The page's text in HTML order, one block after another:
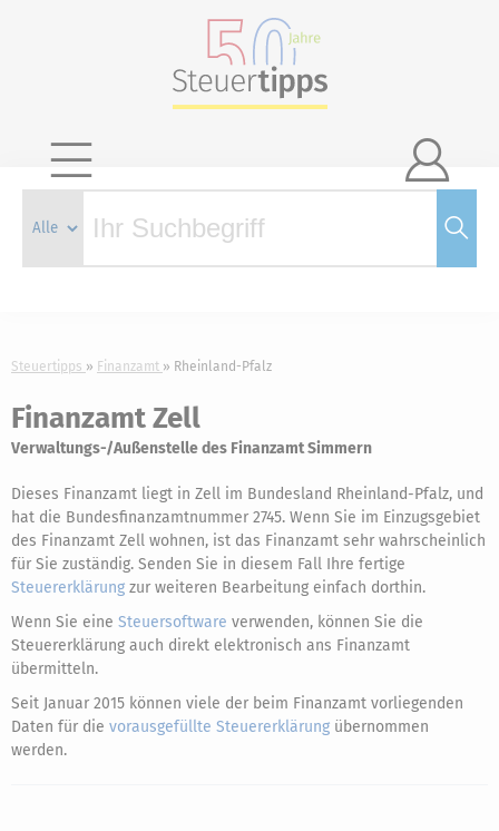

Steuertipps Finanzamt Rheinland-Pfalz
Finanzamt Zell
Verwaltungs-/Außenstelle des Finanzamt Simmern
Dieses Finanzamt liegt in Zell im Bundesland Rheinland-Pfalz, und
hat die Bundesfinanzamtnummer 2745. Wenn Sie im Einzugsgebiet
des Finanzamt Zell wohnen, ist das Finanzamt sehr wahrscheinlich
für Sie zuständig. Senden Sie in diesem Fall Ihre fertige
Steuererklärung zur weiteren Bearbeitung einfach dorthin.
Wenn Sie eine Steuersoftware verwenden, können Sie die
Steuererklärung auch direkt elektronisch ans Finanzamt
übermitteln.
Seit Januar 2015 können viele der beim Finanzamt vorliegenden
Daten für die vorausgefüllte Steuererklärung übernommen
werden.